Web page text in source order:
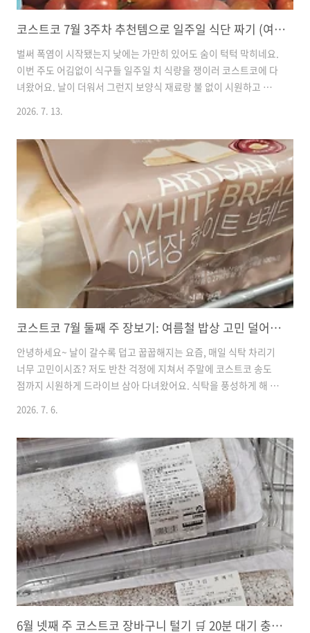
코스트코 7월 3주차 추천템으로 일주일 식단 짜기 (여름 보양식부터 간식까지)
벌써 폭염이 시작됐는지 낮에는 가만히 있어도 숨이 턱턱 막히네요.
이번 주도 어김없이 식구들 일주일 치 식량을 쟁이러 코스트코에 다
녀왔어요. 날이 더워서 그런지 보양식 재료랑 불 없이 시원하고 간
키핑크 토마토 (2KG) 야채 코너를 지나가는데 다른 카트마다 다 담
겨있길래 저도 모르게 눈길이 갔어요. 12,490원인데 일반 찰토마
토보다 과육이 훨씬 단단해서 아삭아삭 씹는 맛이 참 좋더라고요.
저는 사 오면 깨끗이 씻어서 물기를 완전히 닦은 다음, 키친타월을
깐 밀폐용기에 꼭지가 아래로 향하게 담아 냉장 보관해요. 이렇게
해두면 쉽게 무르지 않고 마지막 한 알까지 탱탱하게 먹을..
2026. 7. 13.
코스트코 7월 둘째 주 장보기: 여름철 밥상 고민 덜어주는 알뜰 장바구니 리스트
안녕하세요~ 날이 갈수록 덥고 꿉꿉해지는 요즘, 매일 식탁 차리기
너무 고민이시죠? 저도 반찬 걱정에 지쳐서 주말에 코스트코 송도
점까지 시원하게 드라이브 삼아 다녀왔어요. 식탁을 풍성하게 해 줄
잡은 코스트코 살림 꿀템들만 모아서 싹 다 보여드릴게요. 다들 장
바구니 메모할 준비되셨나요? ㅎㅎ우렁쌈 1KG (델리 신상품)✓ 정
상가: 19,990원✓ 체감 물가: 쌈배추까지 포함된 가성비 저녁 한 끼
저녁 메뉴 고민으로 머리 아플 때 이 델리 상품 쓱 꺼내면 쌈밥 정식
집 온 줄 알고 가족들이 엄청 좋아해요. 우렁이 정말 아낌없이 들어
가 있고 강된장이 짜지 않아서, 싱싱한 쌈배추에 밥이랑 듬뿍 올려
먹기 너무 좋더라고요. 저는 청양고추를 쫑쫑 썰어 ..
2026. 7. 6.
6월 넷째 주 코스트코 장바구니 털기 🛒 20분 대기 충무김밥부터 식비 방어템 15종